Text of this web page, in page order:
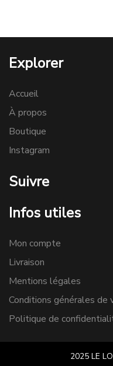
Explorer
Accueil
À propos
Boutique
Instagram
Suivre
Infos utiles
Mon compte
Livraison
Mentions légales
Conditions générales de
Politique de
2025 LE